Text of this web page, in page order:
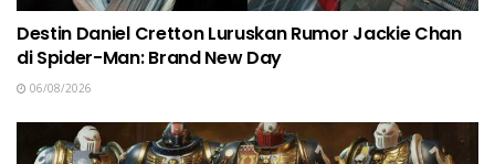
Destin Daniel Cretton Luruskan Rumor Jackie Chan
di Spider-Man: Brand New Day
06/08/2026